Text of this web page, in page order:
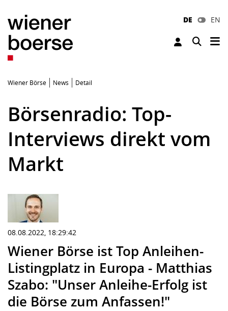
DE EN
Toggle
Wiener Börse News Detail
Börsenradio: Top-
Interviews direkt vom
Markt
08.08.2022, 18:29:42
Wiener Börse ist Top Anleihen-
Listingplatz in Europa - Matthias
Szabo: "Unser Anleihe-Erfolg ist
die Börse zum Anfassen!"